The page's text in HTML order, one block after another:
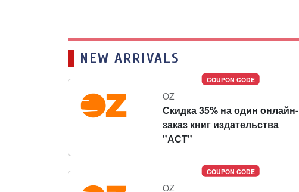
NEW ARRIVALS
COUPON CODE
OZ
Скидка 35% на один онлайн-
заказ книг издательства
"АСТ"
COUPON CODE
OZ